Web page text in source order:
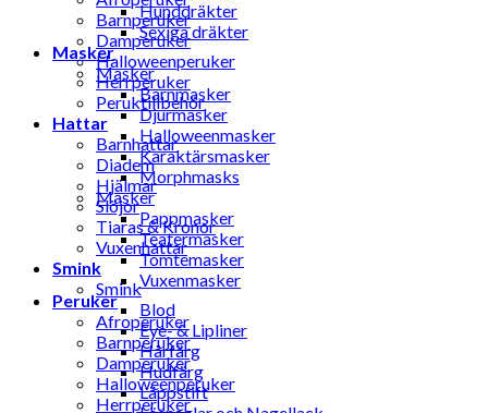
Barnperuker
Damperuker
Halloweenperuker
Herrperuker
Peruktillbehör
Hattar
Barnhattar
Diadem
Hjälmar
Slöjor
Tiaras & Kronor
Vuxenhattar
Smink
Smink
Blod
Eye- & Lipliner
Hårfärg
Hudfärg
Läppstift
Hunddräkter
Sexiga dräkter
Masker
Masker
Barnmasker
Djurmasker
Halloweenmasker
Karaktärsmasker
Morphmasks
Masker
Pappmasker
Teatermasker
Tomtemasker
Vuxenmasker
Peruker
Afroperuker
Barnperuker
Damperuker
Halloweenperuker
Herrperuker